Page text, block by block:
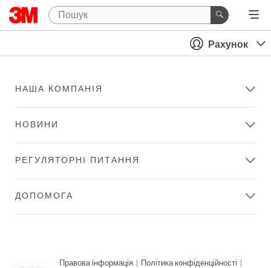
Рахунок
НАША КОМПАНІЯ
НОВИНИ
РЕГУЛЯТОРНІ ПИТАННЯ
ДОПОМОГА
Правова інформація Політика конфіденційності